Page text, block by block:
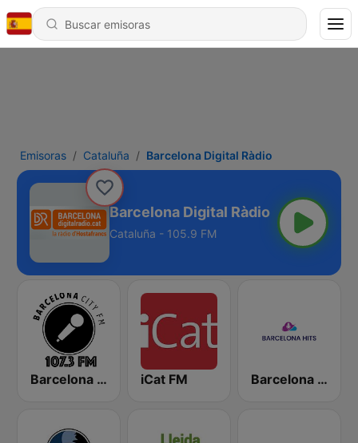
Emisoras Cataluña Barcelona Digital Ràdio
Barcelona Digital Ràdio
Cataluña - 105.9 FM
Barcelona City FM iCat FM Barcelona Hits